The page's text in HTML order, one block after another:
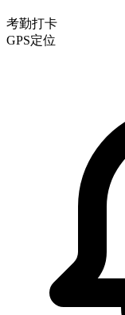
考勤打卡
GPS定位